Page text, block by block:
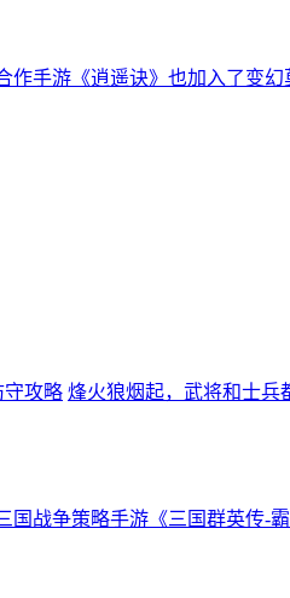
作手游《逍遥诀》也加入了变幻
守攻略 烽火狼烟起，武将和士兵
战争策略手游《三国群英传-